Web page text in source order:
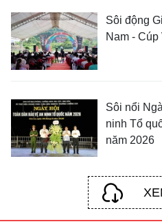
Sôi động
Nam -
Sôi nổi
ninh Tổ
năm 2026